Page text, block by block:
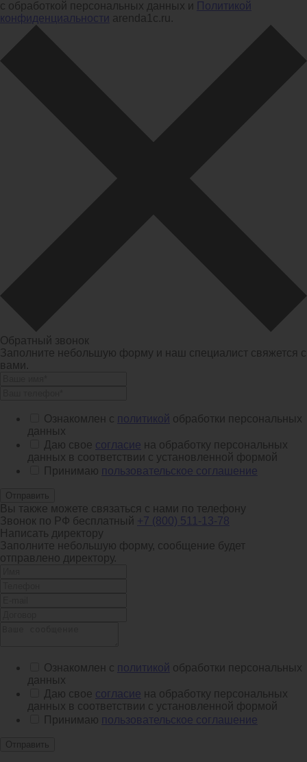
с обработкой персональных данных и Политикой
конфиденциальности arenda1c.ru.
Обратный звонок
Заполните небольшую форму и наш специалист свяжется с
вами.
Ознакомлен с политикой обработки персональных
данных
Даю свое согласие на обработку персональных
данных в соответствии с установленной формой
Принимаю пользовательское соглашение
Отправить
Вы также можете связаться с нами по телефону
Звонок по РФ бесплатный +7 (800) 511-13-78
Написать директору
Заполните небольшую форму, сообщение будет
отправлено директору.
Ознакомлен с политикой обработки персональных
данных
Даю свое согласие на обработку персональных
данных в соответствии с установленной формой
Принимаю пользовательское соглашение
Отправить